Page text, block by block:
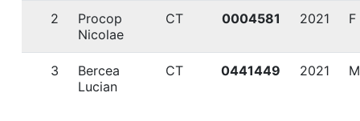
2
Procop
Nicolae
CT 0004581 2021 F
3
Bercea
Lucian
CT 0441449 2021 M